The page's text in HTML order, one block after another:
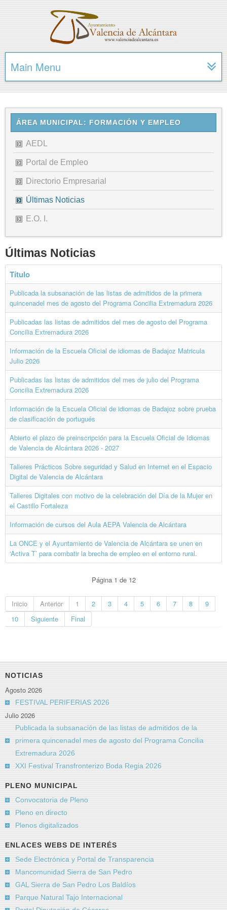
Main Menu
ÁREA MUNICIPAL: FORMACIÓN Y EMPLEO
AEDL
Portal de Empleo
Directorio Empresarial
Últimas Noticias
E.O. I.
Últimas Noticias
Título
Publicada la subsanación de las listas de admitidos de la primera
quincenadel mes de agosto del Programa Concilia Extremadura 2026
Publicadas las listas de admitidos del mes de agosto del Programa
Concilia Extremadura 2026
Información de la Escuela Oficial de idiomas de Badajoz Matricula
Julio 2026
Publicadas las listas de admitidos del mes de julio del Programa
Concilia Extremadura 2026
Información de la Escuela Oficial de idiomas de Badajoz sobre prueba
de clasificación de portugués
Abierto el plazo de preinscripción para la Escuela Oficial de Idiomas
de Valencia de Alcántara 2026 - 2027
Talleres Prácticos Sobre seguridad y Salud en Internet en el Espacio
Digital de Valencia de Alcántara
Talleres Digitales con motivo de la celebración del Día de la Mujer en
el Castillo Fortaleza
Información de cursos del Aula AEPA Valencia de Alcántara
La ONCE y el Ayuntamiento de Valencia de Alcántara se unen en
‘Activa T’ para combatir la brecha de empleo en el entorno rural.
Página 1 de 12
Inicio Anterior 1 2 3 4 5 6 7 8
9
10
Siguiente Final
NOTICIAS
Agosto 2026
FESTIVAL PERIFERIAS 2026
Julio 2026
Publicada la subsanación de las listas de admitidos de la
primera quincenadel mes de agosto del Programa Concilia
Extremadura 2026
XXI Festival Transfronterizo Boda Regia 2026
PLENO MUNICIPAL
Convocatoria de Pleno
Pleno en directo
Plenos digitalizados
ENLACES WEBS DE INTERÉS
Sede Electrónica y Portal de Transparencia
Mancomunidad Sierra de San Pedro
GAL Sierra de San Pedro Los Baldíos
Parque Natural Tajo Internacional